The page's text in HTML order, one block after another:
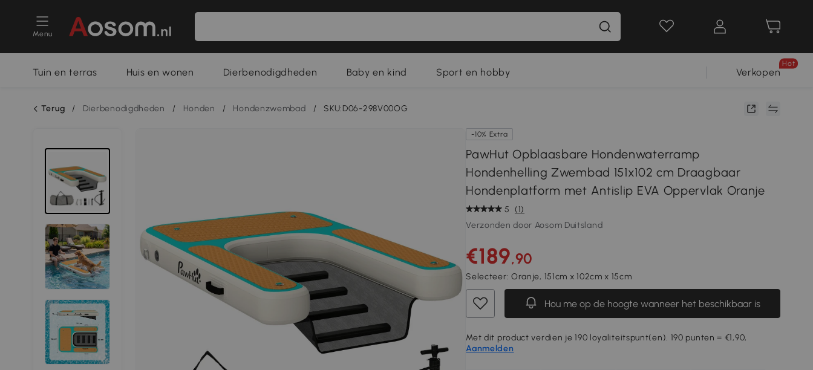
Menu
Tuin en terras Huis en wonen Dierbenodigdheden Baby en kind Sport en hobby Verkopen
Hot
Terug / Dierbenodigdheden / Honden / Hondenzwembad / SKU:D06-298V00OG
-10% Extra
PawHut Opblaasbare Hondenwaterramp
Hondenhelling Zwembad 151x102 cm Draagbaar
Hondenplatform met Antislip EVA Oppervlak Oranje
5
(1)
Verzonden door Aosom Duitsland
€189,90
Selecteer: Oranje, 151cm x 102cm x 15cm
Hou me op de hoogte wanneer het beschikbaar is
Met dit product verdien je 190 loyaliteitspunt(en). 190 punten = €1,90,
Aanmelden